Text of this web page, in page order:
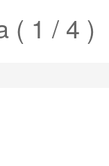
( 1 / 4 )